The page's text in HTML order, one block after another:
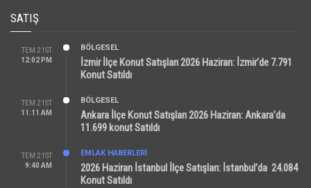
SATIŞ
TEM 21ST
12:02 PM
BÖLGESEL
İzmir İlçe Konut Satışları 2026 Haziran: İzmir’de 7.791
Konut Satıldı
TEM 21ST
11:11 AM
BÖLGESEL
Ankara İlçe Konut Satışları 2026 Haziran: Ankara’da
11.699 konut Satıldı
TEM 21ST
9:40 AM
EMLAK HABERLERI
2026 Haziran İstanbul İlçe Satışları: İstanbul’da 24.084
Konut Satıldı